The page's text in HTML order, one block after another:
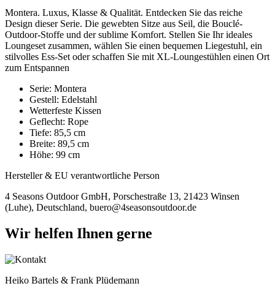
Montera. Luxus, Klasse & Qualität. Entdecken Sie das reiche
Design dieser Serie. Die gewebten Sitze aus Seil, die Bouclé-
Outdoor-Stoffe und der sublime Komfort. Stellen Sie Ihr ideales
Loungeset zusammen, wählen Sie einen bequemen Liegestuhl, ein
stilvolles Ess-Set oder schaffen Sie mit XL-Loungestühlen einen Ort
zum Entspannen
Serie: Montera
Gestell: Edelstahl
Wetterfeste Kissen
Geflecht: Rope
Tiefe: 85,5 cm
Breite: 89,5 cm
Höhe: 99 cm
Hersteller & EU verantwortliche Person
4 Seasons Outdoor GmbH, Porschestraße 13, 21423 Winsen
(Luhe), Deutschland, buero@4seasonsoutdoor.de
Wir helfen Ihnen gerne
Heiko Bartels & Frank Plüdemann